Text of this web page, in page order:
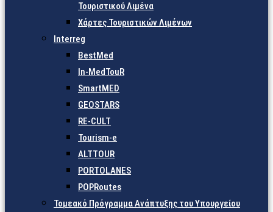
Τουριστικού Λιμένα
Χάρτες Τουριστικών Λιμένων
Interreg
BestMed
In-MedTouR
SmartMED
GEOSTARS
RE-CULT
Tourism-e
ALTTOUR
PORTOLANES
POPRoutes
Τομεακό Πρόγραμμα Ανάπτυξης του Υπουργείου